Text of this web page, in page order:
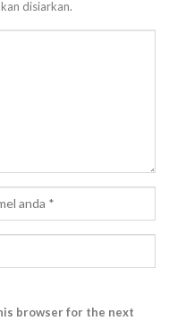
disiarkan.
browser for the next